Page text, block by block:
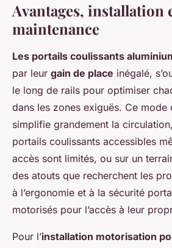
Avantages, installation
maintenance
Les portails coulissants
par leur gain de place inégalé,
le long de rails pour optimiser
dans les zones exiguës. Ce mode
simplifie grandement la
portails coulissants accessibles
accès sont limités, ou sur un
des atouts que recherchent les
à l’ergonomie et à la sécurité
motorisés pour l’accès à leur
Pour l’installation motorisation